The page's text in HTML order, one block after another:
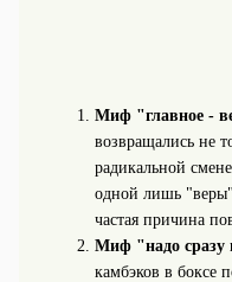
Миф "главное -
возвращались не
радикальной
одной лишь
частая причина
Миф "надо сразу
камбэков в боксе